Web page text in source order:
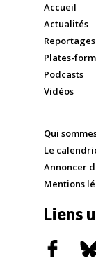
Accueil
Actualités
Plates-
Podcasts
Vidéos
Qui
Le
Annoncer
Mentions
Liens